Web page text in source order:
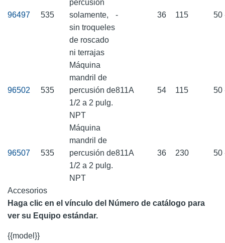
96497 535
percusión
solamente,
sin troqueles
de roscado
ni terrajas
- 36 115 50
96502 535
Máquina
mandril de
percusión de
1/2 a 2 pulg.
NPT
811A 54 115 50
96507 535
Máquina
mandril de
percusión de
1/2 a 2 pulg.
NPT
811A 36 230 50
Accesorios
Haga clic en el vínculo del Número de catálogo para
ver su Equipo estándar.
{{model}}